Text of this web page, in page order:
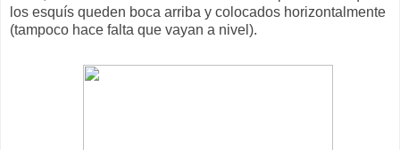
los esquís queden boca arriba y colocados horizontalmente
(tampoco hace falta que vayan a nivel).